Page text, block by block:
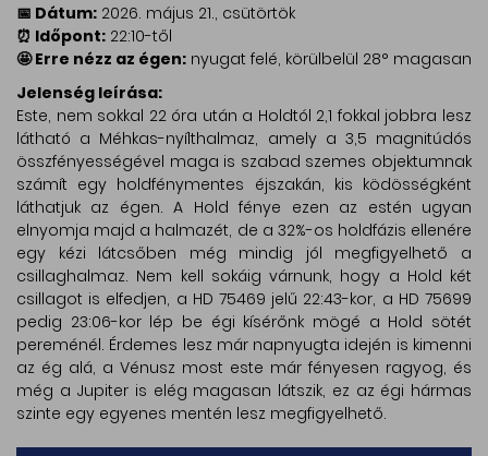
📅 Dátum: 2026. május 21., csütörtök
⏰ Időpont: 22:10-től
🤩 Erre nézz az égen: nyugat felé, körülbelül 28° magasan
Jelenség leírása:
Este, nem sokkal 22 óra után a Holdtól 2,1 fokkal jobbra lesz
látható a Méhkas-nyílthalmaz, amely a 3,5 magnitúdós
összfényességével maga is szabad szemes objektumnak
számít egy holdfénymentes éjszakán, kis ködösségként
láthatjuk az égen. A Hold fénye ezen az estén ugyan
elnyomja majd a halmazét, de a 32%-os holdfázis ellenére
egy kézi látcsőben még mindig jól megfigyelhető a
csillaghalmaz. Nem kell sokáig várnunk, hogy a Hold két
csillagot is elfedjen, a HD 75469 jelű 22:43-kor, a HD 75699
pedig 23:06-kor lép be égi kísérőnk mögé a Hold sötét
pereménél. Érdemes lesz már napnyugta idején is kimenni
az ég alá, a Vénusz most este már fényesen ragyog, és
még a Jupiter is elég magasan látszik, ez az égi hármas
szinte egy egyenes mentén lesz megfigyelhető.